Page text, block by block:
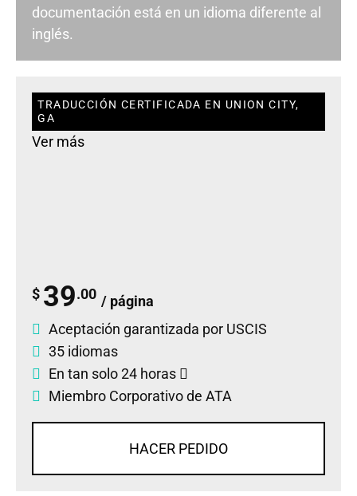
documentación está en un idioma diferente al
inglés.
TRADUCCIÓN CERTIFICADA EN UNION CITY,
GA
Ver más
$ 39.00 / página
Aceptación garantizada por USCIS
35 idiomas
En tan solo 24 horas
Miembro Corporativo de ATA
HACER PEDIDO